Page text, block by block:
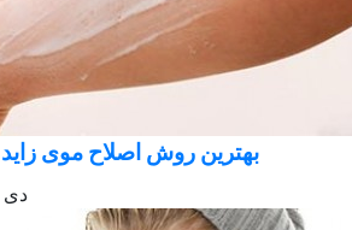
بهترین روش اصلاح موی زاید
14 دی 1398